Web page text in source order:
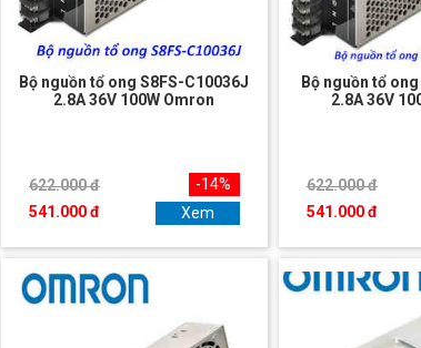
Bộ nguồn tổ ong S8FS-C10036J
2.8A 36V 100W Omron
622.000 đ
541.000 đ
-14%
Xem
Bộ nguồn tổ
2.8A 36V
622.000 đ
541.000 đ